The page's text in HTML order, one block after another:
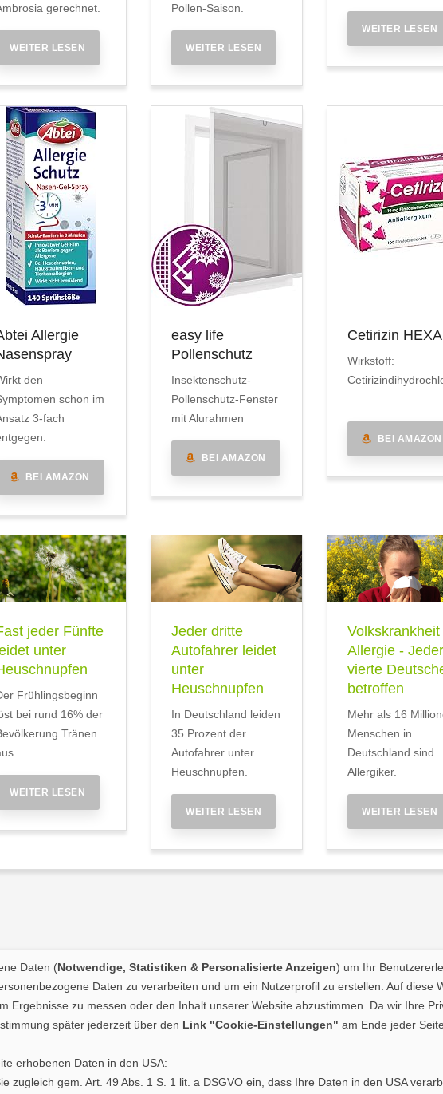
gerechnet.
WEITER LESEN
Pollen-Saison.
WEITER LESEN
WEITER LESEN
Allergie
den
schon im
3-fach
BEI AMAZON
easy life
Pollenschutz
Insektenschutz-
Pollenschutz-Fenster
mit Alurahmen
BEI AMAZON
Cetirizin
Wirkstoff:
BEI AMAZON
jeder Fünfte
unter
Frühlingsbeginn
bei rund 16% der
Tränen
WEITER LESEN
Jeder dritte
Autofahrer leidet
unter
Heuschnupfen
In Deutschland leiden
35 Prozent der
Autofahrer unter
Heuschnupfen.
WEITER LESEN
Volkskrankheit
Allergie - Jeder
vierte
betroffen
Mehr als 16
Menschen in
Deutschland sind
Allergiker.
WEITER LESEN
Daten (Notwendige, Statistiken & Personalisierte Anzeigen) um Ihr
Daten zu verarbeiten und um ein Nutzerprofil zu erstellen. Auf diese
Ergebnisse zu messen oder den Inhalt unserer Website abzustimmen. Da wir Ihre
später jederzeit über den Link "Cookie-Einstellungen" am Ende jeder
erhobenen Daten in den USA:
zugleich gem. Art. 49 Abs. 1 S. 1 lit. a DSGVO ein, dass Ihre Daten in den USA